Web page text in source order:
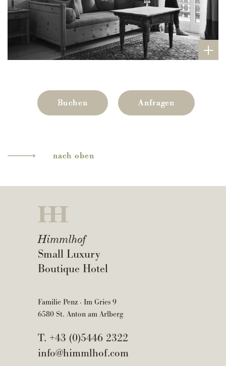
Buchen Anfragen
nach oben
Himmlhof
Small Luxury
Boutique Hotel
Familie Penz · Im Gries 9
6580 St. Anton am Arlberg
T. +43 (0)5446 2322
info@himmlhof.com